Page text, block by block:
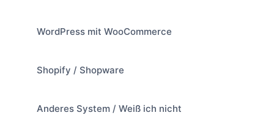
WordPress mit WooCommerce
Shopify / Shopware
Anderes System / Weiß ich nicht